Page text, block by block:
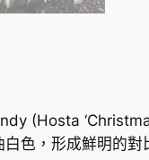
(Hosta
色，形成鮮明的